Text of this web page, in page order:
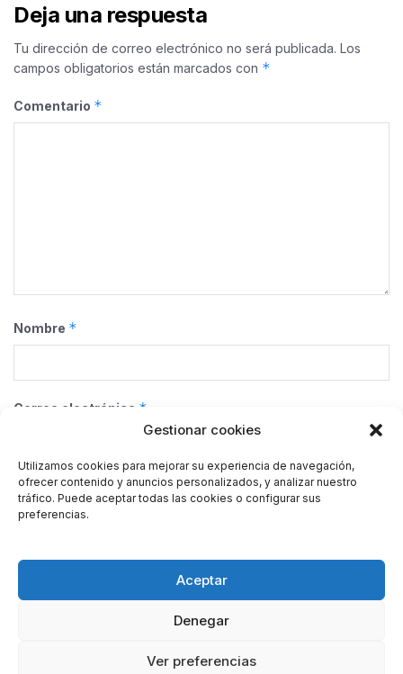
Gestionar cookies
Utilizamos cookies para mejorar su experiencia de navegación,
ofrecer contenido y anuncios personalizados, y analizar nuestro
tráfico. Puede aceptar todas las cookies o configurar sus
preferencias.
Aceptar
Denegar
Ver preferencias
Deja una respuesta
Tu dirección de correo electrónico no será publicada. Los
campos obligatorios están marcados con *
Comentario *
Nombre *
Correo electrónico *
Web
navegador para la próxima vez que comente.